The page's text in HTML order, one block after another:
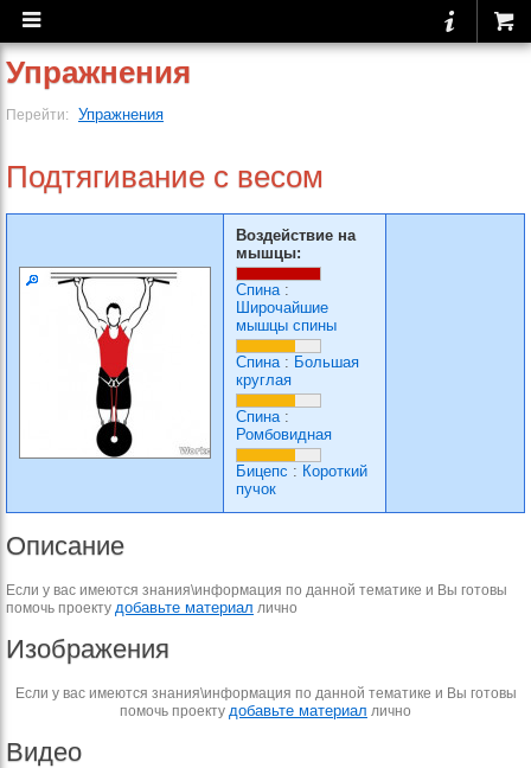
Упражнения
Перейти: Упражнения
Подтягивание с весом
Воздействие на
мышцы:
Спина:
Широчайшие
мышцы спины
Спина: Большая
круглая
Спина:
Ромбовидная
Бицепс : Короткий
пучок
Описание
Если у вас имеются знания\информация по данной тематике и Вы готовы
помочь проекту добавьте материал лично
Изображения
Если у вас имеются знания\информация по данной тематике и Вы готовы
помочь проекту добавьте материал лично
Видео